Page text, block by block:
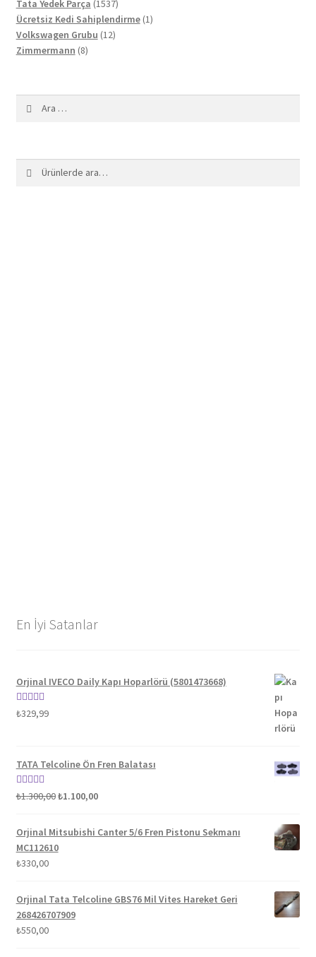
Tata Yedek Parça 15371537
ürün
Ücretsiz Kedi Sahiplendirme 11
Volkswagen Grubu 1212
Zimmermann 88
En İyi Satanlar
Orjinal IVECO Daily Kapı Hoparlörü (5801473668)
5 üzerinden
₺329,99
TATA Telcoline Ön Fren Balatası
5 üzerinden
₺1.300,00Orijinal
₺1.300,00.
₺1.100,00Şu
fiyat:
Orjinal Mitsubishi Canter 5/6 Fren Pistonu Sekmanı
MC112610
₺330,00
Orjinal Tata Telcoline GBS76 Mil Vites Hareket Geri
268426707909
₺550,00